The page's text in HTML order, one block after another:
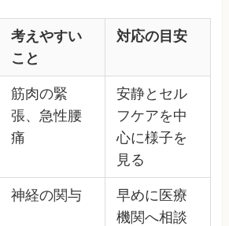
考えやすい
こと
対応の目安
筋肉の緊
張、急性腰
痛
安静とセル
フケアを中
心に様子を
見る
神経の関与
早めに医療
機関へ相談